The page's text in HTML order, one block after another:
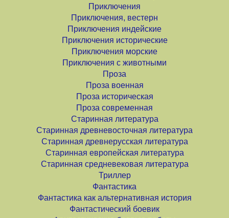
Приключения
Приключения, вестерн
Приключения индейские
Приключения исторические
Приключения морские
Приключения с животными
Проза
Проза военная
Проза историческая
Проза современная
Старинная литература
Старинная древневосточная литература
Старинная древнерусская литература
Старинная европейская литература
Старинная средневековая литература
Триллер
Фантастика
Фантастика как альтернативная история
Фантастический боевик